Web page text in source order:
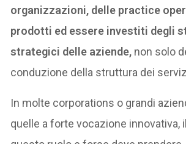
organizzazioni, delle practice
prodotti ed essere investiti degli
strategici delle aziende, non solo
conduzione della struttura dei
In molte corporations o grandi
quelle a forte vocazione innovativa,